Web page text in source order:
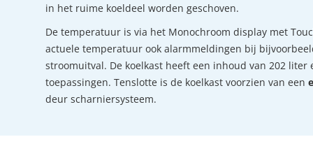
in het ruime koeldeel worden geschoven.
De temperatuur is via het Monochroom display met
actuele temperatuur ook alarmmeldingen bij
stroomuitval. De koelkast heeft een inhoud van 202
toepassingen. Tenslotte is de koelkast voorzien van een
deur scharniersysteem.